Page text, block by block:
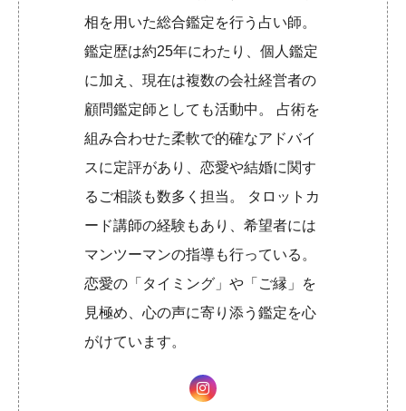
相を用いた総合鑑定を行う占い師。
鑑定歴は約25年にわたり、個人鑑定
に加え、現在は複数の会社経営者の
顧問鑑定師としても活動中。 占術を
組み合わせた柔軟で的確なアドバイ
スに定評があり、恋愛や結婚に関す
るご相談も数多く担当。 タロットカ
ード講師の経験もあり、希望者には
マンツーマンの指導も行っている。
恋愛の「タイミング」や「ご縁」を
見極め、心の声に寄り添う鑑定を心
がけています。